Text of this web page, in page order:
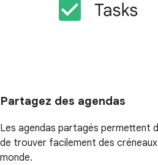
Partagez des agendas
Les agendas partagés permettent
de trouver facilement des
monde.